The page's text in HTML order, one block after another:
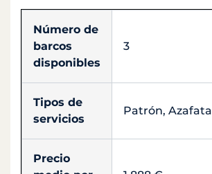
Número de
barcos
disponibles
3
Tipos de
servicios
Patrón, Azafata
Precio